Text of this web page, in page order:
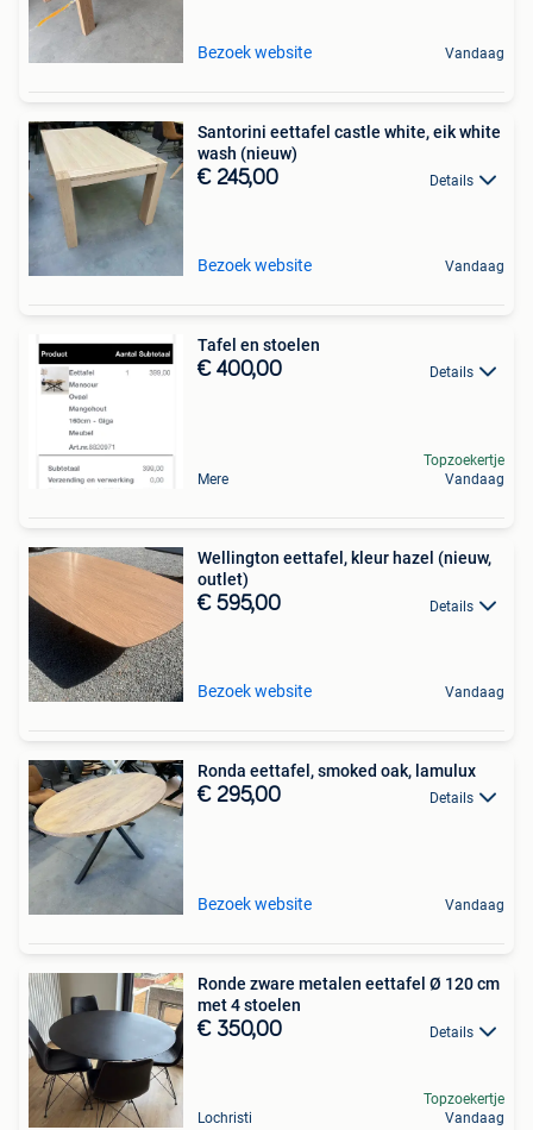
Bezoek website Vandaag
Santorini eettafel castle white, eik white
wash (nieuw)
€ 245,00 Details
Bezoek website Vandaag
Tafel en stoelen
€ 400,00 Details
Mere
Topzoekertje
Vandaag
Wellington eettafel, kleur hazel (nieuw,
outlet)
€ 595,00 Details
Bezoek website Vandaag
Ronda eettafel, smoked oak, lamulux
€ 295,00 Details
Bezoek website Vandaag
Ronde zware metalen eettafel Ø 120 cm
met 4 stoelen
€ 350,00 Details
Lochristi
Topzoekertje
Vandaag